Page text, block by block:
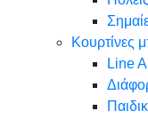
Κουρτίνες
Line